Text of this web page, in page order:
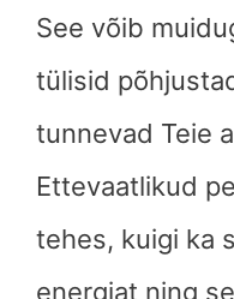
See võib
tülisid
tunnevad Teie
Ettevaatlikud
tehes, kuigi ka
energiat ning